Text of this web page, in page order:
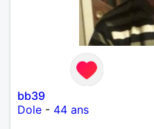
bb39
Dole - 44 ans